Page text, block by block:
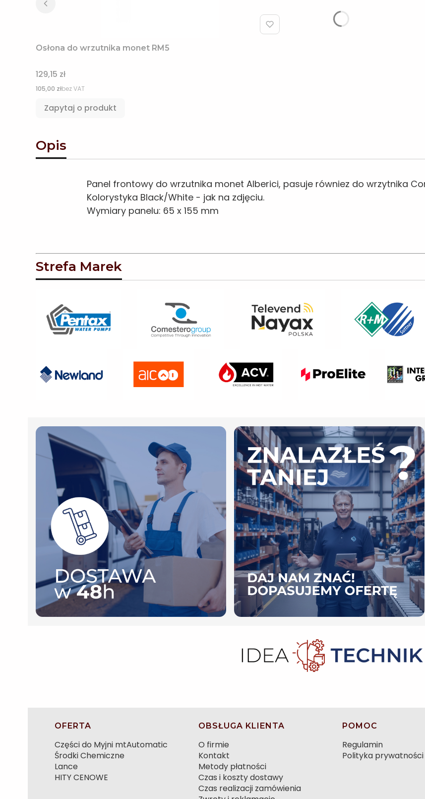
Osłona do wrzutnika monet RM5
Cena
129,15 zł
Cena
105,00 złbez VAT
Zapytaj o produkt
Opis
Panel frontowy do wrzutnika monet Alberici, pasuje równiez do wrzytnika
Kolorystyka Black/White - jak na zdjęciu.
Wymiary panelu: 65 x 155 mm
Strefa Marek
Linki w stopce
OFERTA
Części do Myjni mtAutomatic
Środki Chemiczne
Lance
HITY CENOWE
OBSŁUGA KLIENTA
O firmie
Kontakt
Metody płatności
Czas i koszty dostawy
Czas realizacji zamówienia
POMOC
Regulamin
Polityka prywatności